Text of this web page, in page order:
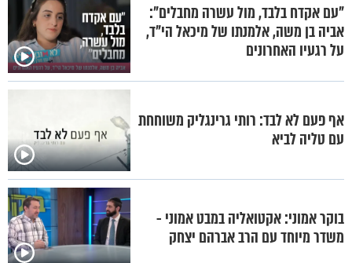
"עם אקדח בלבד, מול עשרה מחבלים":
אביה בן משה, אלמנתו של מיכאל הי"ד,
על רגעיו האחרונים
אף פעם לא לבד: רותי גרינגליק משוחחת
עם טליה לביא
בוקר אמוני: אקטואליה במבט אמוני -
משדר מיוחד עם הרב אברהם יצחק